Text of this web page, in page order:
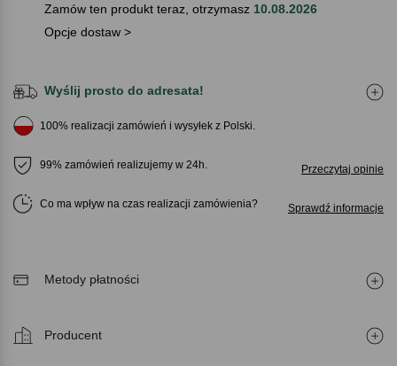
Zamów ten produkt teraz, otrzymasz 10.08.2026
Opcje dostaw >
Wyślij prosto do adresata!
100% realizacji zamówień i wysyłek z Polski.
99% zamówień realizujemy w 24h. Przeczytaj opinie
Co ma wpływ na czas realizacji zamówienia Sprawdź informacje
Metody płatności
Producent